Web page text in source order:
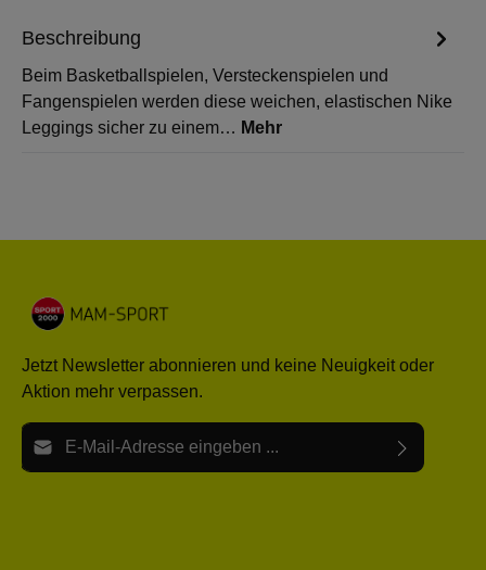
Beschreibung
Beim Basketballspielen, Versteckenspielen und
Fangenspielen werden diese weichen, elastischen Nike
Leggings sicher zu einem… Mehr
Jetzt Newsletter abonnieren und keine Neuigkeit oder
Aktion mehr verpassen.
E-Mail-Adresse*